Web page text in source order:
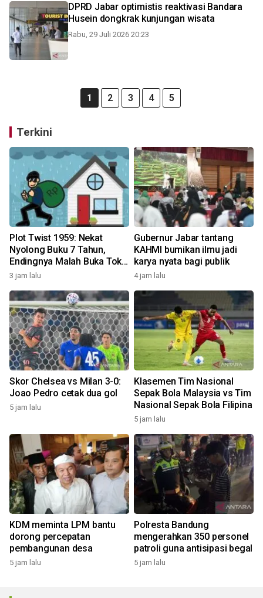
DPRD Jabar optimistis reaktivasi Bandara
Husein dongkrak kunjungan wisata
Rabu, 29 Juli 2026 20:23
1 2 3 4 5
Terkini
Plot Twist 1959: Nekat
Nyolong Buku 7 Tahun,
Endingnya Malah Buka Toko
Saingan!
3 jam lalu
Gubernur Jabar tantang
KAHMI bumikan ilmu jadi
karya nyata bagi publik
4 jam lalu
Skor Chelsea vs Milan 3-0:
Joao Pedro cetak dua gol
5 jam lalu
Klasemen Tim Nasional
Sepak Bola Malaysia vs Tim
Nasional Sepak Bola Filipina
5 jam lalu
KDM meminta LPM bantu
dorong percepatan
pembangunan desa
5 jam lalu
Polresta Bandung
mengerahkan 350 personel
patroli guna antisipasi begal
5 jam lalu